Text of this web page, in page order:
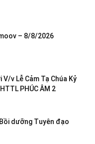
– 8/8/2026
v Lễ Cảm Tạ Chúa Kỷ
PHÚC ÂM 2
dưỡng Tuyên đạo